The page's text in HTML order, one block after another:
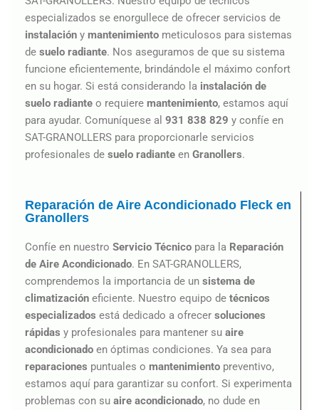
especializados se enorgullece de ofrecer servicios de
instalación y mantenimiento meticulosos para sistemas
de suelo radiante. Nos aseguramos de que su sistema
funcione eficientemente, brindándole el máximo confort
en su hogar. Si está considerando la instalación de
suelo radiante o requiere mantenimiento, estamos aquí
para ayudar. Comuníquese al 931 838 829 y confíe en
SAT-GRANOLLERS para proporcionarle servicios
profesionales de suelo radiante en Granollers.
Reparación de Aire Acondicionado Fleck en
Granollers
Confíe en nuestro Servicio Técnico para la Reparación
de Aire Acondicionado. En SAT-GRANOLLERS,
comprendemos la importancia de un sistema de
climatización eficiente. Nuestro equipo de técnicos
especializados está dedicado a ofrecer soluciones
rápidas y profesionales para mantener su aire
acondicionado en óptimas condiciones. Ya sea para
reparaciones puntuales o mantenimiento preventivo,
estamos aquí para garantizar su confort. Si experimenta
problemas con su aire acondicionado, no dude en